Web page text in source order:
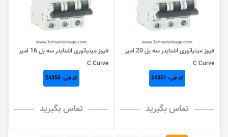
فیوز مینیاتوری اشنایدر سه پل 20 آمپر
C Curve
کد فنی: 24351
تماس بگیرید
فیوز مینیاتوری اشنایدر سه پل 16 آمپر
C Curve
کد فنی: 24350
تماس بگیرید